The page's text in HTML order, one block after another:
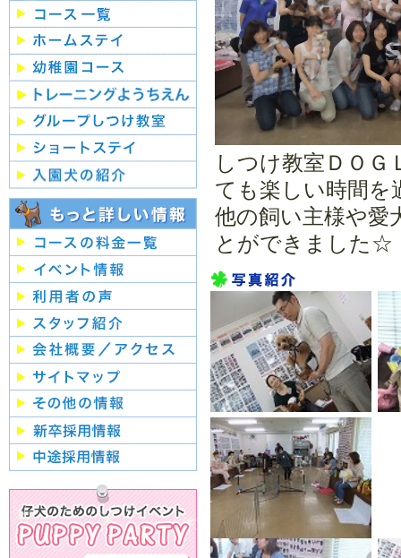
しつけ教室ＤＯ
ても楽しい時間を
他の飼い主様や愛
とができました☆